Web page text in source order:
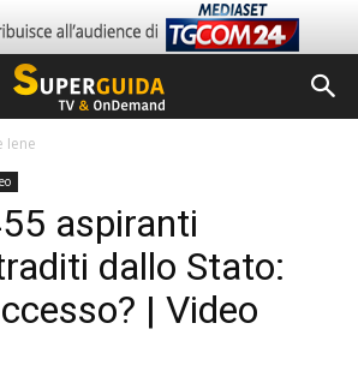
Iene
aspiranti
dallo Stato:
| Video